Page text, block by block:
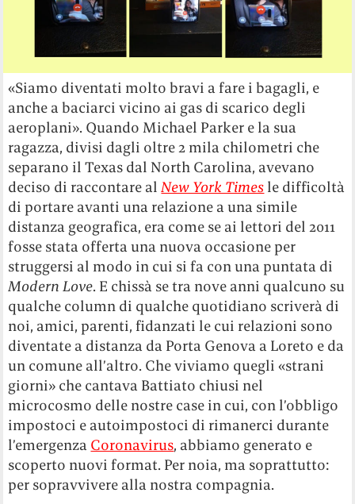
«Siamo diventati molto bravi a fare i bagagli, e
anche a baciarci vicino ai gas di scarico degli
aeroplani». Quando Michael Parker e la sua
ragazza, divisi dagli oltre 2 mila chilometri che
separano il Texas dal North Carolina, avevano
deciso di raccontare alNew York Times le difficoltà
di portare avanti una relazione a una simile
distanza geografica, era come se ai lettori del 2011
fosse stata offerta una nuova occasione per
struggersi al modo in cui si fa con una puntata di
Modern Love. E chissà se tra nove anni qualcuno su
qualche column di qualche quotidiano scriverà di
noi, amici, parenti, fidanzati le cui relazioni sono
diventate a distanza da Porta Genova a Loreto e da
un comune all’altro. Che viviamo quegli «strani
giorni» che cantava Battiato chiusi nel
microcosmo delle nostre case in cui, con l’obbligo
impostoci e autoimpostoci di rimanerci durante
l’emergenza Coronavirus, abbiamo generato e
scoperto nuovi format. Per noia, ma soprattutto:
per sopravvivere alla nostra compagnia.